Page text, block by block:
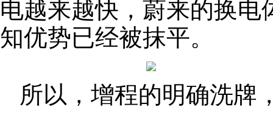
电越来越快，蔚来的换
知优势已经被抹平。
所以，增程的明确洗牌